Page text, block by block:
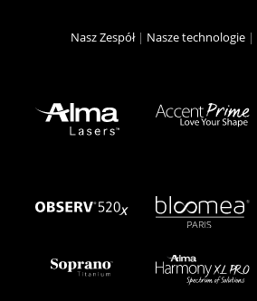
Nasz Zespół| Nasze technologie|